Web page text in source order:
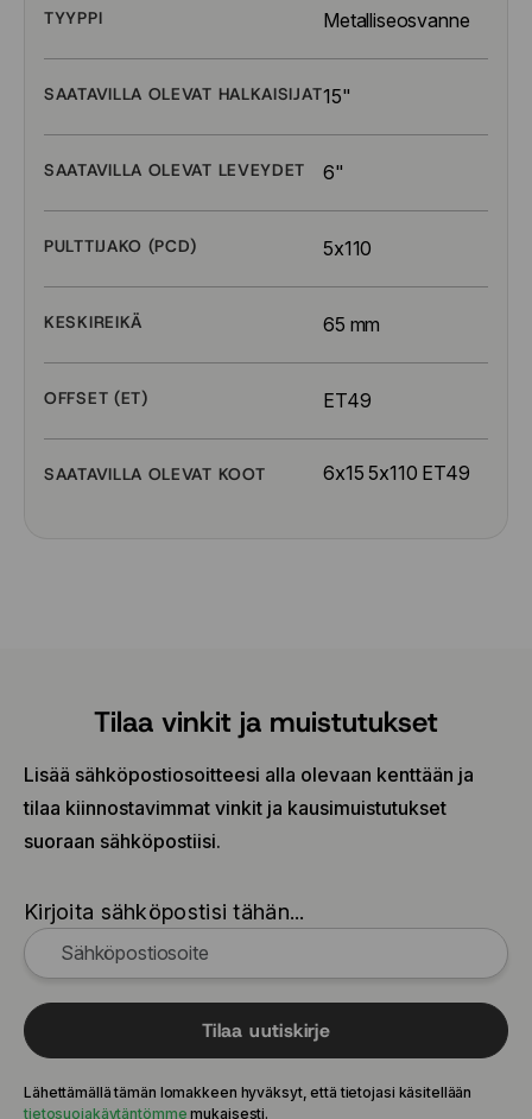
TYYPPI Metalliseosvanne
SAATAVILLA OLEVAT HALKAISIJAT15"
SAATAVILLA OLEVAT LEVEYDET 6"
PULTTIJAKO (PCD) 5x110
KESKIREIKÄ 65 mm
OFFSET (ET) ET49
SAATAVILLA OLEVAT KOOT 6x15 5x110 ET49
Tilaa vinkit ja muistutukset
Lisää sähköpostiosoitteesi alla olevaan kenttään ja
tilaa kiinnostavimmat vinkit ja kausimuistutukset
suoraan sähköpostiisi.
Kirjoita sähköpostisi tähän...
Tilaa uutiskirje
Lähettämällä tämän lomakkeen hyväksyt, että tietojasi käsitellään
tietosuojakäytäntömme mukaisesti.